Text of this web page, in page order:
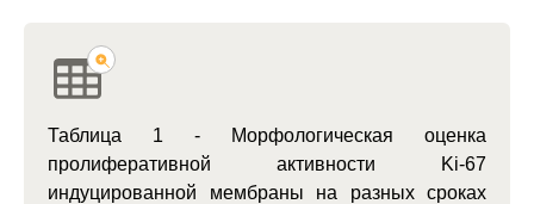
Таблица 1 - Морфологическая оценка
пролиферативной активности Ki-67
индуцированной мембраны на разных сроках